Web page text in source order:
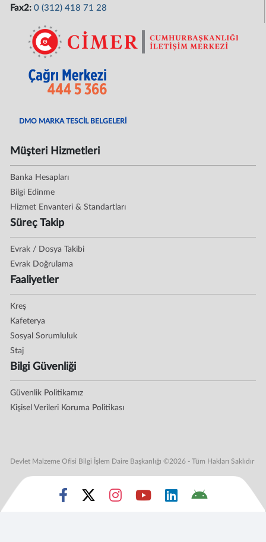
Fax2:0 (312) 418 71 28
DMO MARKA TESCİL BELGELERİ
Müşteri Hizmetleri
Banka Hesapları
Bilgi Edinme
Hizmet Envanteri & Standartları
Süreç Takip
Evrak / Dosya Takibi
Evrak Doğrulama
Faaliyetler
Kreş
Kafeterya
Sosyal Sorumluluk
Staj
Bilgi Güvenliği
Güvenlik Politikamız
Kişisel Verileri Koruma Politikası
Devlet Malzeme Ofisi Bilgi İşlem Daire Başkanlığı ©2026 - Tüm Hakları Saklıdır